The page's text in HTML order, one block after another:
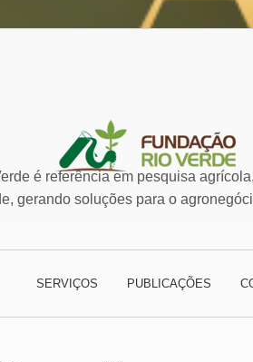
é referência em pesquisa
gerando soluções para o
SERVIÇOS PUBLICAÇÕES